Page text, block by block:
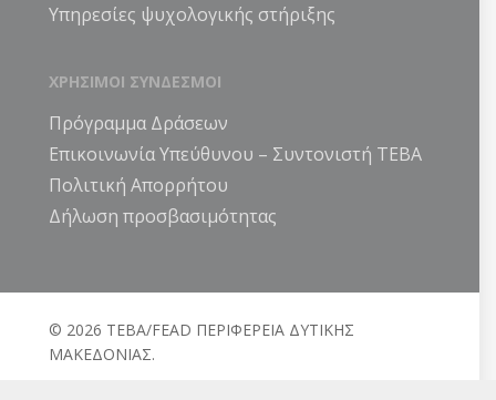
Υπηρεσίες ψυχολογικής στήριξης
ΧΡΗΣΙΜΟΙ ΣΥΝΔΕΣΜΟΙ
Πρόγραμμα Δράσεων
Επικοινωνία Υπεύθυνου – Συντονιστή ΤΕΒΑ
Πολιτική Απορρήτου
Δήλωση προσβασιμότητας
© 2026 ΤΕΒΑ/FEAD ΠΕΡΙΦΕΡΕΙΑ ΔΥΤΙΚΗΣ
ΜΑΚΕΔΟΝΙΑΣ.